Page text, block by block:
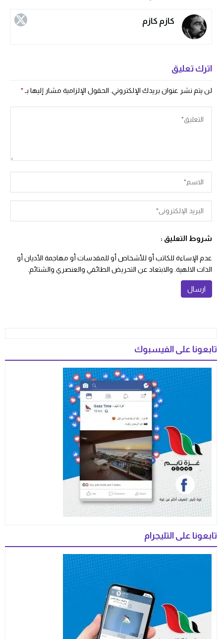
كازم كازم
اترك تعليق
لن يتم نشر عنوان بريدك الإلكتروني. الحقول الإلزامية مشار إليها بـ *
شروط التعليق :
عدم الإساءة للكاتب أو للأشخاص أو للمقدسات أو مهاجمة الأديان أو
الذات الالهية. والابتعاد عن التحريض الطائفي والعنصري والشتائم.
تابعونا على الفيسبوك
تابعونا على التليجرام